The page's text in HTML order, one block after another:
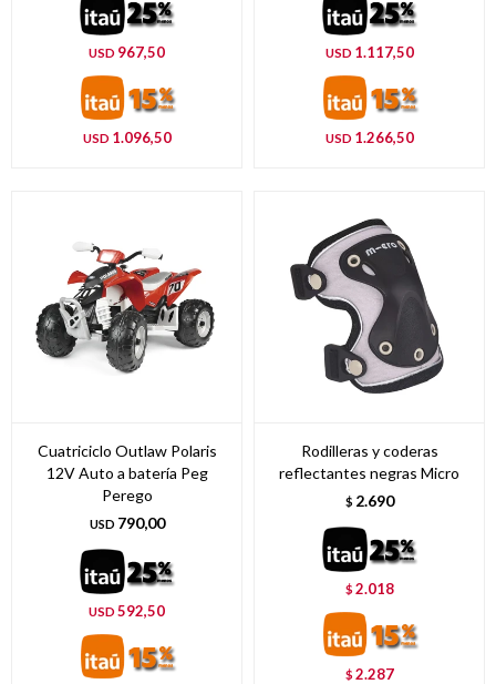
USD 967,50
USD 1.096,50
USD 1.117,50
USD 1.266,50
Cuatriciclo Outlaw Polaris
12V Auto a batería Peg
Perego
USD 790,00
USD 592,50
Rodilleras y coderas
reflectantes negras Micro
$ 2.690
$2.018
$2.287